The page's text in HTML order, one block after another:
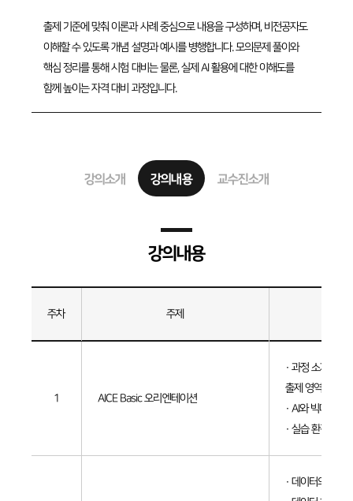
출제 기준에 맞춰 이론과 사례 중심으로 내용을 구성하며, 비전공자도
이해할 수 있도록 개념 설명과 예시를 병행합니다. 모의문제 풀이와
핵심 정리를 통해 시험 대비는 물론, 실제 AI 활용에 대한 이해도를
함께 높이는 자격 대비 과정입니다.
강의소개 강의내용 교수진소개
강의내용
강의내용
주차 주제
1 AICE Basic 오리엔테이션
· 과정 소개 /
출제 영역 분석
· AI와 빅데이터
· 실습 환경 소개
· 데이터의 특성